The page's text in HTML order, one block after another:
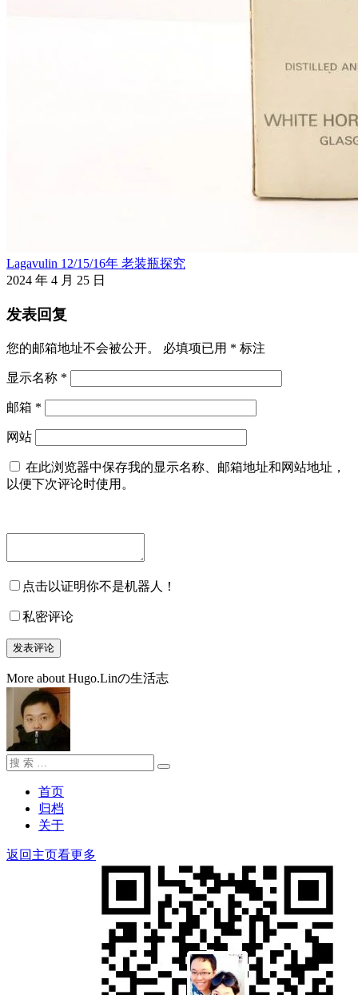
Lagavulin 12/15/16年 老装瓶探究
2024 年 4 月 25 日
发表回复
您的邮箱地址不会被公开。 必填项已用 * 标注
显示名称 *
邮箱 *
网站
在此浏览器中保存我的显示名称、邮箱地址和网站地址，
以便下次评论时使用。
点击以证明你不是机器人！
私密评论
More about Hugo.Linの生活志
搜
搜
首页
归档
关于
返回主页看更多